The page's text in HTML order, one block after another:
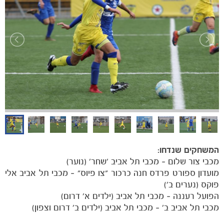
המשחקים שנדחו:
מכבי צור שלום – מכבי תל אביב ׳שחר׳ (נוער)
מועדון ספורט פרדס חנה כרכור "צו פיוס" – מכבי תל אביב אלי
פוקס (נערים ב׳)
הפועל רעננה – מכבי תל אביב (ילדים א׳ דרום)
מכבי תל אביב ב׳ – מכבי תל אביב (ילדים ב׳ דרום וצפון)